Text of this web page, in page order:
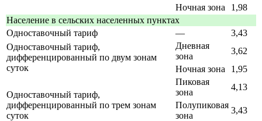
Ночная зона
1,98
Население в сельских населенных пунктах
Одноставочный тариф
—
3,43
Одноставочный тариф,
дифференцированный по двум зонам
суток
Дневная
зона
3,62
Ночная зона
1,95
Одноставочный тариф,
дифференцированный по трем зонам
суток
Пиковая
зона
4,13
Полупиковая
зона
3,43